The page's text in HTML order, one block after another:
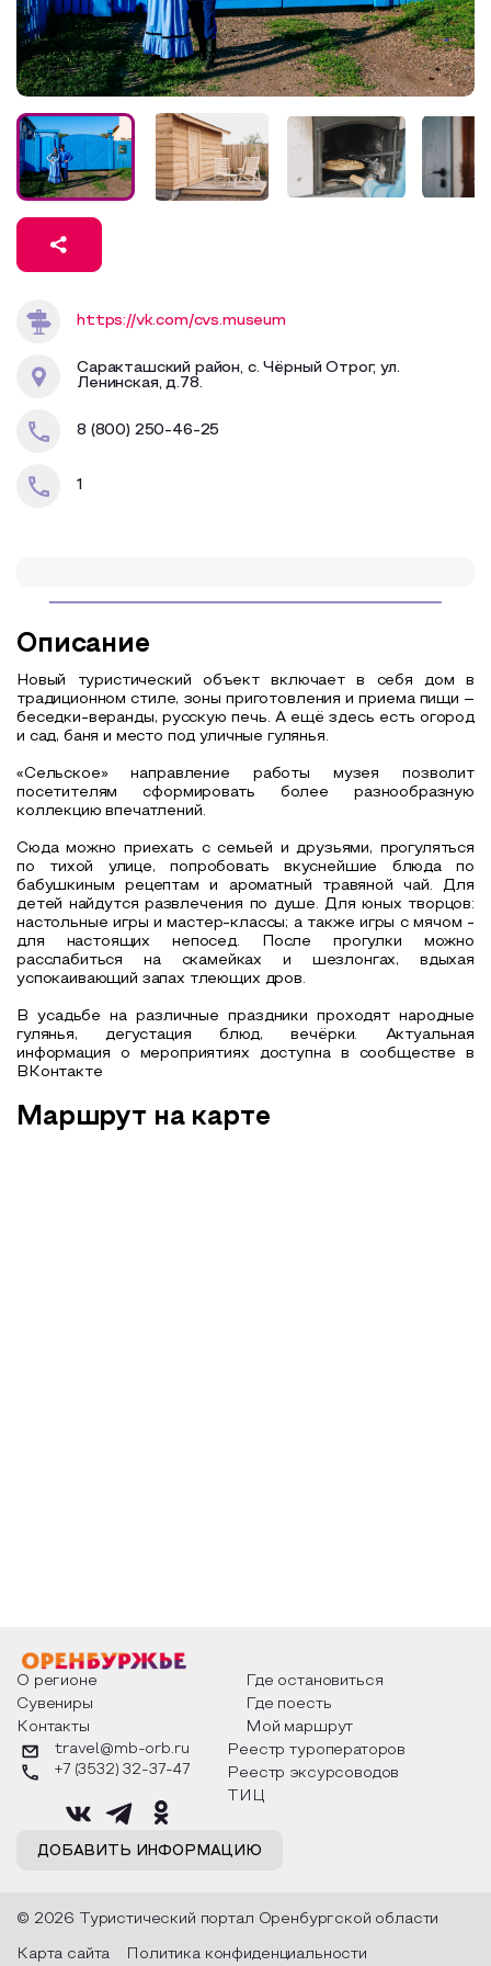
Образовательный туризм
Аттестованные экскурсоводы
Все маршруты
Доступная среда
https://vk.com/cvs.museum
Саракташский район, с. Чёрный Отрог, ул.
Ленинская, д.78.
8 (800) 250-46-25
1
Описание
Новый туристический объект включает в себя дом в
традиционном стиле, зоны приготовления и приема пищи –
беседки-веранды, русскую печь. А ещё здесь есть огород
и сад, баня и место под уличные гулянья.
«Сельское» направление работы музея позволит
посетителям сформировать более разнообразную
коллекцию впечатлений.
Сюда можно приехать с семьей и друзьями, прогуляться
по тихой улице, попробовать вкуснейшие блюда по
бабушкиным рецептам и ароматный травяной чай. Для
детей найдутся развлечения по душе. Для юных творцов:
настольные игры и мастер-классы; а также игры с мячом -
для настоящих непосед. После прогулки можно
расслабиться на скамейках и шезлонгах, вдыхая
успокаивающий запах тлеющих дров.
В усадьбе на различные праздники проходят народные
гулянья, дегустация блюд, вечёрки. Актуальная
информация о мероприятиях доступна в сообществе в
ВКонтакте
Маршрут на карте
О регионе
Где остановиться
Сувениры
Где поесть
Контакты
Мой маршрут
ДОБАВИТЬ ИНФОРМАЦИЮ
travel@mb-orb.ru
+7 (3532) 32-37-47
Реестр туроператоров
Реестр эксурсоводов
ТИЦ
© 2026 Туристический портал Оренбургской области
Карта сайта Политика конфиденциальности